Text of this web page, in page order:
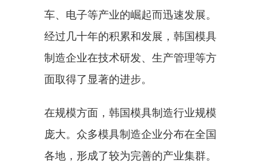
车、电子等产业的崛起而迅速发展。
经过几十年的积累和发展，韩国模具
制造企业在技术研发、生产管理等方
面取得了显著的进步。
在规模方面，韩国模具制造行业规模
庞大。众多模具制造企业分布在全国
各地，形成了较为完善的产业集群。